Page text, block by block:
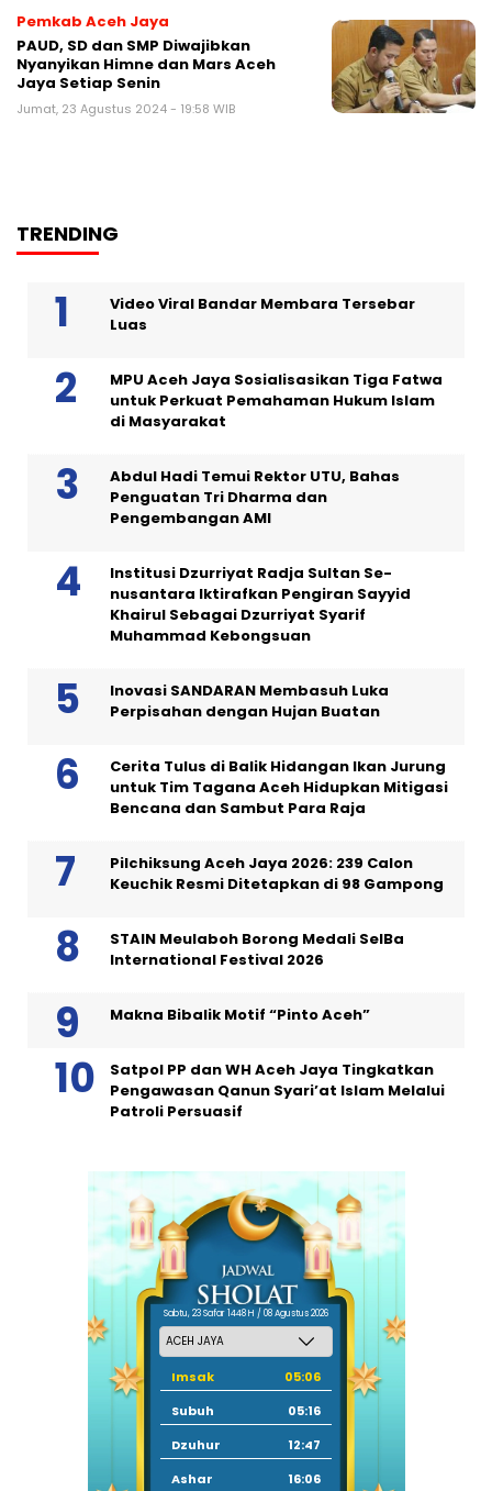
Pemkab Aceh Jaya
PAUD, SD dan SMP Diwajibkan
Nyanyikan Himne dan Mars Aceh
Jaya Setiap Senin
Jumat, 23 Agustus 2024 - 19:58 WIB
TRENDING
Video Viral Bandar Membara Tersebar
Luas
MPU Aceh Jaya Sosialisasikan Tiga Fatwa
untuk Perkuat Pemahaman Hukum Islam
di Masyarakat
Abdul Hadi Temui Rektor UTU, Bahas
Penguatan Tri Dharma dan
Pengembangan AMI
Institusi Dzurriyat Radja Sultan Se-
nusantara Iktirafkan Pengiran Sayyid
Khairul Sebagai Dzurriyat Syarif
Muhammad Kebongsuan
Inovasi SANDARAN Membasuh Luka
Perpisahan dengan Hujan Buatan
Cerita Tulus di Balik Hidangan Ikan Jurung
untuk Tim Tagana Aceh Hidupkan Mitigasi
Bencana dan Sambut Para Raja
Pilchiksung Aceh Jaya 2026: 239 Calon
Keuchik Resmi Ditetapkan di 98 Gampong
STAIN Meulaboh Borong Medali SeIBa
International Festival 2026
Makna Bibalik Motif “Pinto Aceh”
Satpol PP dan WH Aceh Jaya Tingkatkan
Pengawasan Qanun Syari’at Islam Melalui
Patroli Persuasif
Sabtu, 23 Safar 1448 H / 08 Agustus 2026
Imsak
05:06
Subuh
05:16
Dzuhur
12:47
Ashar
16:06